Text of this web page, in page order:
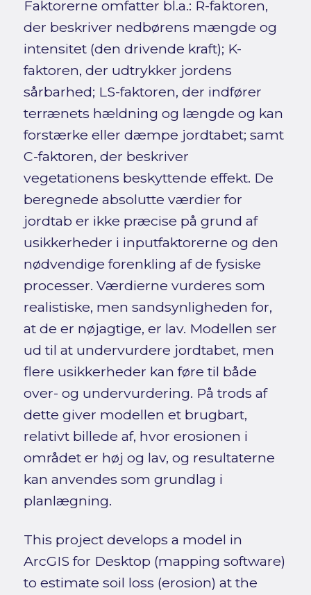
Faktorerne omfatter bl.a.: R-faktoren,
der beskriver nedbørens mængde og
intensitet (den drivende kraft); K-
faktoren, der udtrykker jordens
sårbarhed; LS-faktoren, der indfører
terrænets hældning og længde og kan
forstærke eller dæmpe jordtabet; samt
C-faktoren, der beskriver
vegetationens beskyttende effekt. De
beregnede absolutte værdier for
jordtab er ikke præcise på grund af
usikkerheder i inputfaktorerne og den
nødvendige forenkling af de fysiske
processer. Værdierne vurderes som
realistiske, men sandsynligheden for,
at de er nøjagtige, er lav. Modellen ser
ud til at undervurdere jordtabet, men
flere usikkerheder kan føre til både
over- og undervurdering. På trods af
dette giver modellen et brugbart,
relativt billede af, hvor erosionen i
området er høj og lav, og resultaterne
kan anvendes som grundlag i
planlægning.
This project develops a model in
ArcGIS for Desktop (mapping software)
to estimate soil loss (erosion) at the